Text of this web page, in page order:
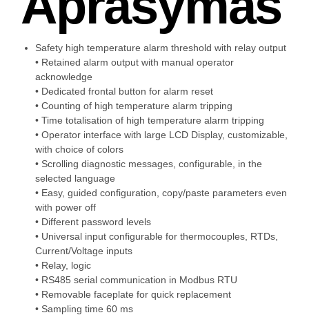
Safety high temperature alarm threshold with relay output
• Retained alarm output with manual operator
acknowledge
• Dedicated frontal button for alarm reset
• Counting of high temperature alarm tripping
• Time totalisation of high temperature alarm tripping
• Operator interface with large LCD Display, customizable,
with choice of colors
• Scrolling diagnostic messages, configurable, in the
selected language
• Easy, guided configuration, copy/paste parameters even
with power off
• Different password levels
• Universal input configurable for thermocouples, RTDs,
Current/Voltage inputs
• Relay, logic
• RS485 serial communication in Modbus RTU
• Removable faceplate for quick replacement
• Sampling time 60 ms